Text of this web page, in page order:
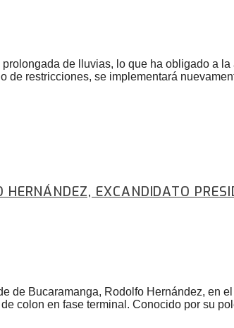
de lluvias, lo que ha obligado a
de restricciones, se implementará
HERNÁNDEZ, EXCANDIDATO
de Bucaramanga, Rodolfo Hernández, en
colon en fase terminal. Conocido por su